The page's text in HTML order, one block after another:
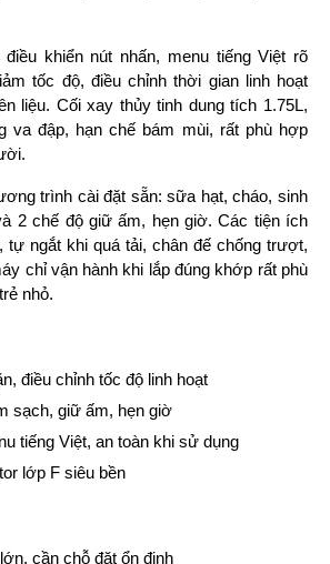
khiển nút nhấn, menu tiếng Việt rõ
tốc độ, điều chỉnh thời gian linh hoạt
liệu. Cối xay thủy tinh dung tích 1.75L,
va đập, hạn chế bám mùi, rất phù hợp
trình cài đặt sẵn: sữa hạt, cháo, sinh
2 chế độ giữ ấm, hẹn giờ. Các tiện ích
tự ngắt khi quá tải, chân đế chống trượt,
chỉ vận hành khi lắp đúng khớp rất phù
nhỏ.
điều chỉnh tốc độ linh hoạt
sạch, giữ ấm, hẹn giờ
tiếng Việt, an toàn khi sử dụng
lớp F siêu bền
cần chỗ đặt ổn định